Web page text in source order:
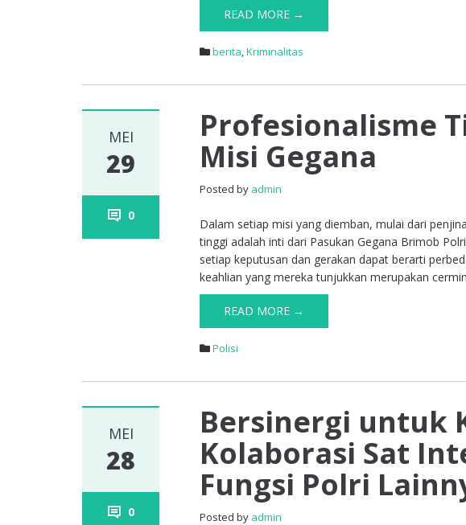
READ MORE →
berita,Kriminalitas
MEI
29
0
Profesionalisme
Misi Gegana
Posted by admin
Dalam setiap misi yang diemban, mulai dari
tinggi adalah inti dari Pasukan Gegana Brimob
setiap keputusan dan gerakan dapat berarti
keahlian yang mereka tunjukkan merupakan
READ MORE →
Polisi
MEI
28
0
Bersinergi untuk
Kolaborasi Sat
Fungsi Polri
Posted by admin